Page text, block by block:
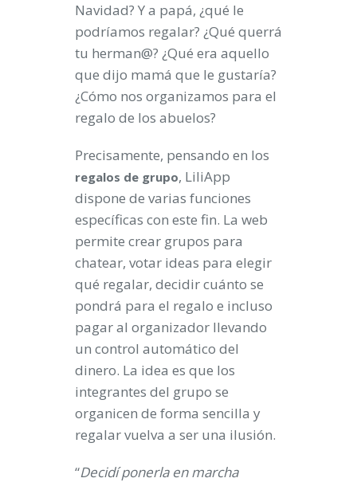
Navidad? Y a papá, ¿qué le
podríamos regalar? ¿Qué querrá
tu herman@? ¿Qué era aquello
que dijo mamá que le gustaría?
¿Cómo nos organizamos para el
regalo de los abuelos?
Precisamente, pensando en los
regalos de grupo, LiliApp
dispone de varias funciones
específicas con este fin. La web
permite crear grupos para
chatear, votar ideas para elegir
qué regalar, decidir cuánto se
pondrá para el regalo e incluso
pagar al organizador llevando
un control automático del
dinero. La idea es que los
integrantes del grupo se
organicen de forma sencilla y
regalar vuelva a ser una ilusión.
“Decidí ponerla en marcha